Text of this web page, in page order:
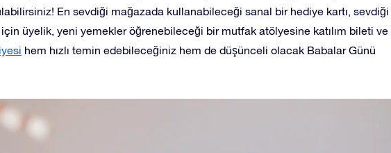
En sevdiği mağazada kullanabileceği sanal bir hediye kartı, sevdiği
üyelik, yeni yemekler öğrenebileceği bir mutfak atölyesine katılım bileti ve
hem hızlı temin edebileceğiniz hem de düşünceli olacak Babalar Günü